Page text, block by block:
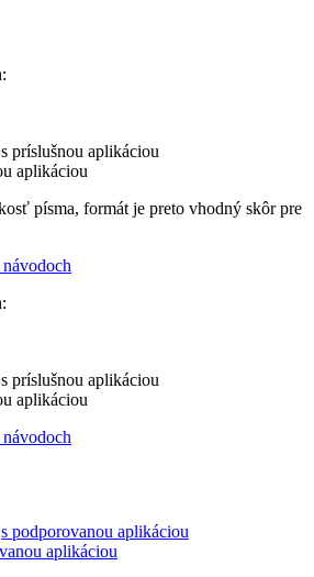
príslušnou aplikáciou
aplikáciou
písma, formát je preto vhodný skôr pre
príslušnou aplikáciou
aplikáciou
s podporovanou aplikáciou
aplikáciou